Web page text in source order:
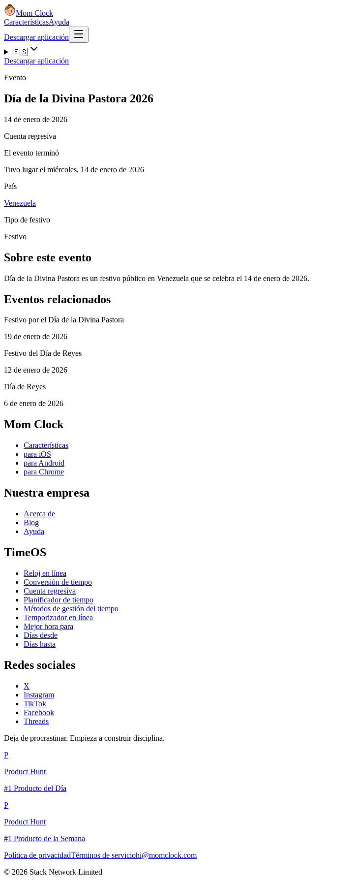
Mom Clock
CaracterísticasAyuda
Descargar aplicación
🇪🇸
Descargar aplicación
Evento
Día de la Divina Pastora 2026
14 de enero de 2026
Cuenta regresiva
El evento terminó
Tuvo lugar el miércoles, 14 de enero de 2026
País
Venezuela
Tipo de festivo
Festivo
Sobre este evento
Día de la Divina Pastora es un festivo público en Venezuela que se celebra el 14 de enero de 2026.
Eventos relacionados
Festivo por el Día de la Divina Pastora
19 de enero de 2026
Festivo del Día de Reyes
12 de enero de 2026
Día de Reyes
6 de enero de 2026
Mom Clock
Características
para iOS
para Android
para Chrome
Nuestra empresa
Acerca de
Blog
Ayuda
TimeOS
Reloj en línea
Conversión de tiempo
Cuenta regresiva
Planificador de tiempo
Métodos de gestión del tiempo
Temporizador en línea
Mejor hora para
Días desde
Días hasta
Redes sociales
X
Instagram
TikTok
Facebook
Threads
Deja de procrastinar. Empieza a construir disciplina.
P
Product Hunt
#1 Producto del Día
P
Product Hunt
#1 Producto de la Semana
Política de privacidadTérminos de serviciohi@momclock.com
© 2026 Stack Network Limited